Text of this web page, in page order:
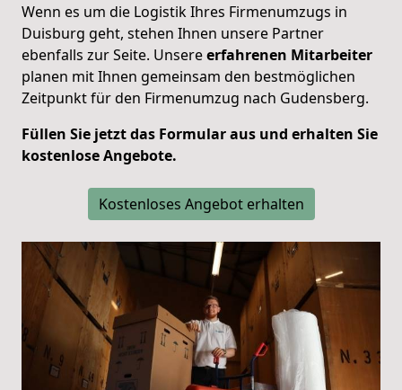
Wenn es um die Logistik Ihres Firmenumzugs in
Duisburg geht, stehen Ihnen unsere Partner
ebenfalls zur Seite. Unsereerfahrenen Mitarbeiter
planen mit Ihnen gemeinsam den bestmöglichen
Zeitpunkt für den Firmenumzug nach Gudensberg.
Füllen Sie jetzt das Formular aus und erhalten Sie
kostenlose Angebote.
Kostenloses Angebot erhalten